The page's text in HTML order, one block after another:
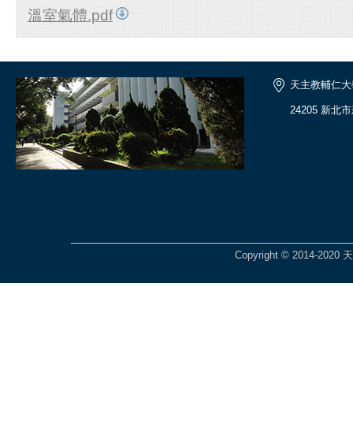
溫室氣體.pdf
天主教輔仁
24205 新北
Copyright © 2014-2020